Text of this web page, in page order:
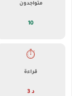
متواجدون
11
⏱️
قراءة
3 د